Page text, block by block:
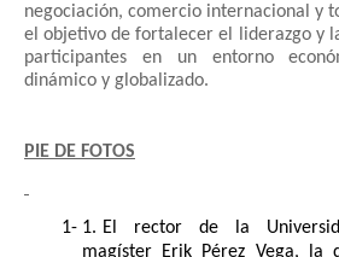
negociación, comercio internacional y
el objetivo de fortalecer el liderazgo y
participantes en un entorno
dinámico y globalizado.
PIE DE FOTOS
El rector de la
magíster Erik Pérez Vega, la